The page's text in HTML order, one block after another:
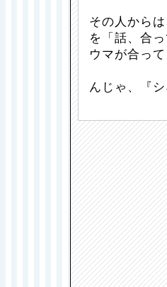
その人から
を「話、合
ウマが合っ
んじゃ、『